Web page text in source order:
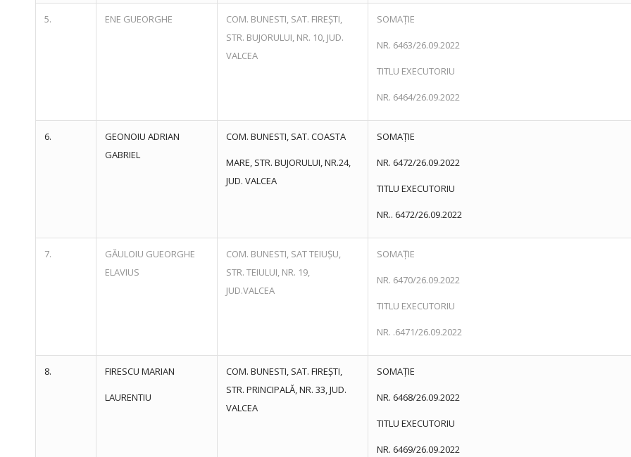
5. ENE GUEORGHE
COM. BUNESTI, SAT. FIREȘTI,
STR. BUJORULUI, NR. 10, JUD.
VALCEA
SOMAȚIE
NR. 6463/26.09.2022
TITLU EXECUTORIU
NR. 6464/26.09.2022
6.
GEONOIU ADRIAN
GABRIEL
COM. BUNESTI, SAT. COASTA
MARE, STR. BUJORULUI, NR.24,
JUD. VALCEA
SOMAȚIE
NR. 6472/26.09.2022
TITLU EXECUTORIU
NR.. 6472/26.09.2022
7.
GĂULOIU GUEORGHE
ELAVIUS
COM. BUNESTI, SAT TEIUȘU,
STR. TEIULUI, NR. 19,
JUD.VALCEA
SOMAȚIE
NR. 6470/26.09.2022
TITLU EXECUTORIU
NR. .6471/26.09.2022
8. FIRESCU MARIAN
LAURENTIU
COM. BUNESTI, SAT. FIREȘTI,
STR. PRINCIPALĂ, NR. 33, JUD.
VALCEA
SOMAȚIE
NR. 6468/26.09.2022
TITLU EXECUTORIU
NR. 6469/26.09.2022